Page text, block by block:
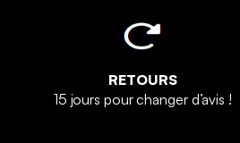
RETOURS
15 jours pour changer d’avis !